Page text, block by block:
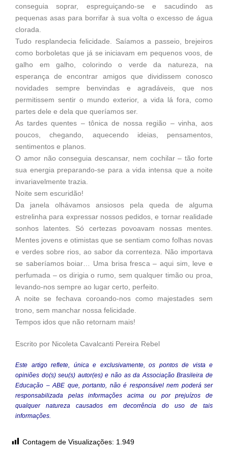
conseguia soprar, espreguiçando-se e sacudindo as
pequenas asas para borrifar à sua volta o excesso de água
clorada.
Tudo resplandecia felicidade. Saíamos a passeio, brejeiros
como borboletas que já se iniciavam em pequenos voos, de
galho em galho, colorindo o verde da natureza, na
esperança de encontrar amigos que dividissem conosco
novidades sempre benvindas e agradáveis, que nos
permitissem sentir o mundo exterior, a vida lá fora, como
partes dele e dela que queríamos ser.
As tardes quentes – tônica de nossa região – vinha, aos
poucos, chegando, aquecendo ideias, pensamentos,
sentimentos e planos.
O amor não conseguia descansar, nem cochilar – tão forte
sua energia preparando-se para a vida intensa que a noite
invariavelmente trazia.
Noite sem escuridão!
Da janela olhávamos ansiosos pela queda de alguma
estrelinha para expressar nossos pedidos, e tornar realidade
sonhos latentes. Só certezas povoavam nossas mentes.
Mentes jovens e otimistas que se sentiam como folhas novas
e verdes sobre rios, ao sabor da correnteza. Não importava
se saberíamos boiar… Uma brisa fresca – aqui sim, leve e
perfumada – os dirigia o rumo, sem qualquer timão ou proa,
levando-nos sempre ao lugar certo, perfeito.
A noite se fechava coroando-nos como majestades sem
trono, sem manchar nossa felicidade.
Tempos idos que não retornam mais!
Escrito por Nicoleta Cavalcanti Pereira Rebel
Este artigo reflete, única e exclusivamente, os pontos de vista e
opiniões do(s) seu(s) autor(es) e não as da Associação Brasileira de
Educação – ABE que, portanto, não é responsável nem poderá ser
responsabilizada pelas informações acima ou por prejuízos de
qualquer natureza causados em decorrência do uso de tais
informações.
Contagem de Visualizações: 1.949